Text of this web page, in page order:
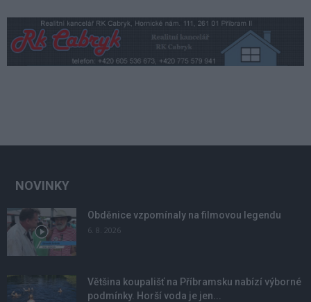
NOVINKY
Obděnice vzpomínaly na filmovou legendu
6. 8. 2026
Většina koupališť na Příbramsku nabízí výborné
podmínky. Horší voda je jen...